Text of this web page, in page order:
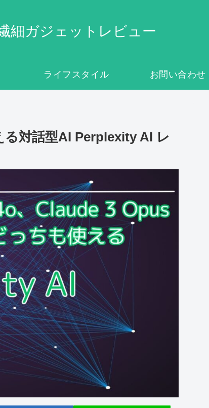
細ガジェットレビュー
ライフスタイル お問い合わせ
対話型AI Perplexity AI レ